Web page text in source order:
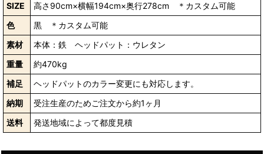
SIZE
高さ90cm×横幅194cm×奥行278cm ＊カスタム可能
色
黒 ＊カスタム可能
素材
本体：鉄 ヘッドパット：ウレタン
重量
約470kg
補足
ヘッドパットのカラー変更にも対応します。
納期
受注生産のためご注文から約1ヶ月
送料
発送地域によって都度見積